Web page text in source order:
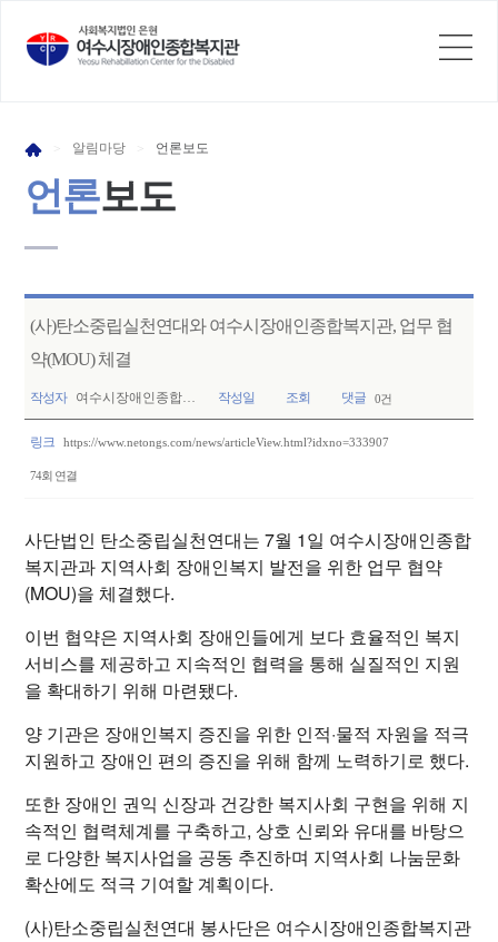
> 알림 마당 > 언론보도
언론보도
(사)탄소중립실천연대와 여수시장애인종합복지관, 업무 협
약(MOU) 체결
작성자 여수시장애인종합… 작성일 조회 댓글 0건
링크 https://www.netongs.com/news/articleView.html?idxno=333907
74회 연결
사단법인 탄소중립실천연대는 7월 1일 여수시장애인종합
복지관과 지역사회 장애인복지 발전을 위한 업무 협약
(MOU)을 체결했다.
이번 협약은 지역사회 장애인들에게 보다 효율적인 복지
서비스를 제공하고 지속적인 협력을 통해 실질적인 지원
을 확대하기 위해 마련됐다.
양 기관은 장애인복지 증진을 위한 인적·물적 자원을 적극
지원하고 장애인 편의 증진을 위해 함께 노력하기로 했다.
또한 장애인 권익 신장과 건강한 복지사회 구현을 위해 지
속적인 협력체계를 구축하고, 상호 신뢰와 유대를 바탕으
로 다양한 복지사업을 공동 추진하며 지역사회 나눔문화
확산에도 적극 기여할 계획이다.
(사)탄소중립실천연대 봉사단은 여수시장애인종합복지관